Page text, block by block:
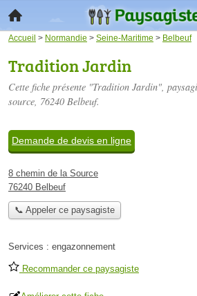
Accueil > Normandie > Seine-Maritime > Belbeuf
Tradition Jardin
Cette fiche présente "Tradition Jardin",
source, 76240 Belbeuf.
Demande de devis en ligne
8 chemin de la Source
76240 Belbeuf
📞 Appeler ce paysagiste
Services : engazonnement
Recommander ce paysagiste